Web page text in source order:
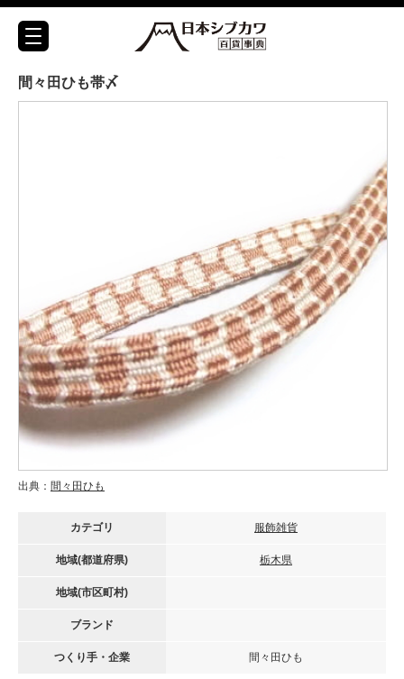
間々田ひも帯〆
出典： 間々田ひも
カテゴリ 服飾雑貨
地域(都道府県) 栃木県
地域(市区町村)
ブランド
つくり手・企業 間々田ひも